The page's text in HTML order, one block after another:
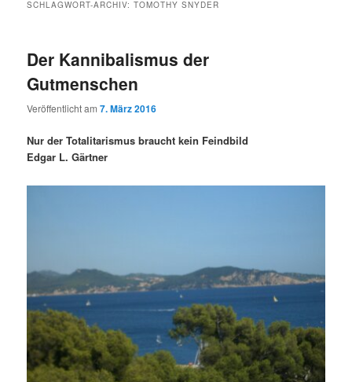
SCHLAGWORT-ARCHIV:TOMOTHY SNYDER
Der Kannibalismus der
Gutmenschen
Veröffentlicht am7. März 2016
Nur der Totalitarismus braucht kein Feindbild
Edgar L. Gärtner